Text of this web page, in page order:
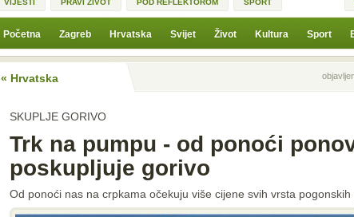
VIJESTI PRAVI ŽIVOT POD REFLEKTOROM SPORT
Početna Zagreb Hrvatska Svijet Život Kultura Sport
« Hrvatska Prethodna vijest
SKUPLJE GORIVO
Trk na pumpu - od ponoći
poskupljuje gorivo
Od ponoći nas na crpkama očekuju više cijene svih vrsta pogonskih